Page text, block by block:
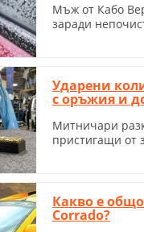
Мъж от Кабо
заради
Ударени
с оръжия и
Митничари
пристигащи от
Какво е
Corrado?